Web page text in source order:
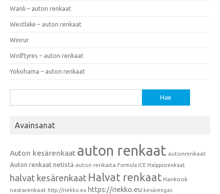
Wanli – auton renkaat
Westlake – auton renkaat
Winrur
Wolftyres – auton renkaat
Yokohama – auton renkaat
Avainsanat
Auton kesärenkaat auton renkaat autonrenkaat
Auton renkaat netistä auton renkaita Formula ICE Halppisrenkaat
halvat kesärenkaat Halvat renkaat Hankook
nastarenkaat http://riekko.eu https://riekko.eu kesärengas